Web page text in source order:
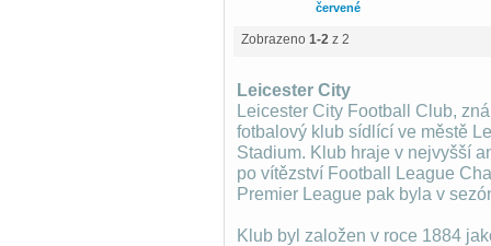
červené
Zobrazeno 1-2 z 2
Leicester City
Leicester City Football Club,
fotbalový klub sídlící ve městě
Stadium. Klub hraje v nejvyšší
po vítězství Football League
Premier League pak byla v
Klub byl založen v roce 1884